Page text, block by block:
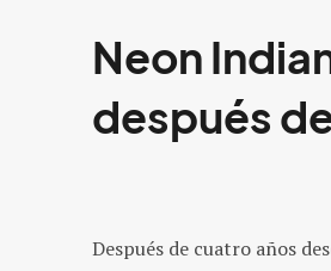
Neon
después
Después de cuatro años